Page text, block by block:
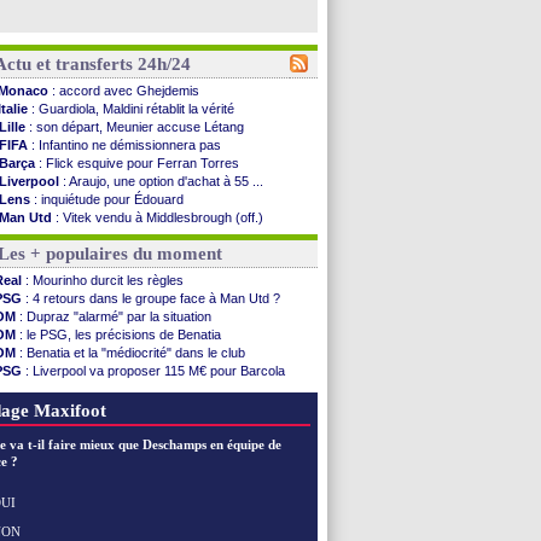
et transferts 24h/24
: accord avec Ghejdemis
: Guardiola, Maldini rétablit la vérité
Lille : son départ, Meunier accuse Létang
FIFA : Infantino ne démissionnera pas
Barça : Flick esquive pour Ferran Torres
Liverpool : Araujo, une option d'achat à 55 ...
Lens : inquiétude pour Édouard
Man Utd : Vitek vendu à Middlesbrough (off.)
PSV: Sano recruté pour 14,5 M€ (officiel)
OM: Coventry pense à Angel Gomes
: Rafel Pol satisfait des progrès
: le Barça vainqueur puis battu
: Calhanoglu prêt à prolonger
: Abdelmonem veut rester
: le classement complet
: les résultats de la soirée
: Le Havre renversé par Oviedo
: Ivanovic proche de Lens
: Alvarez, le Barça va revoir son offre
+ populaires du moment
: Mourinho durcit les règles
: 4 retours dans le groupe face à Man Utd ?
: Dupraz "alarmé" par la situation
: le PSG, les précisions de Benatia
: Benatia et la "médiocrité" dans le club
: Liverpool va proposer 115 M€ pour Barcola
: Côme pousse pour Gouiri
Maxifoot
va t-il faire mieux que Deschamps en équipe de
?